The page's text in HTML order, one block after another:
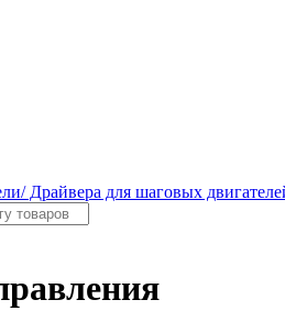
Драйвера для шаговых